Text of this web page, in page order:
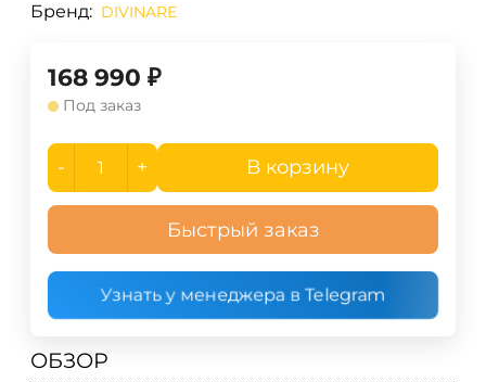
Бренд: DIVINARE
168 990 ₽
Под заказ
- + В корзину
Быстрый заказ
Узнать у менеджера в Telegram
ОБЗОР